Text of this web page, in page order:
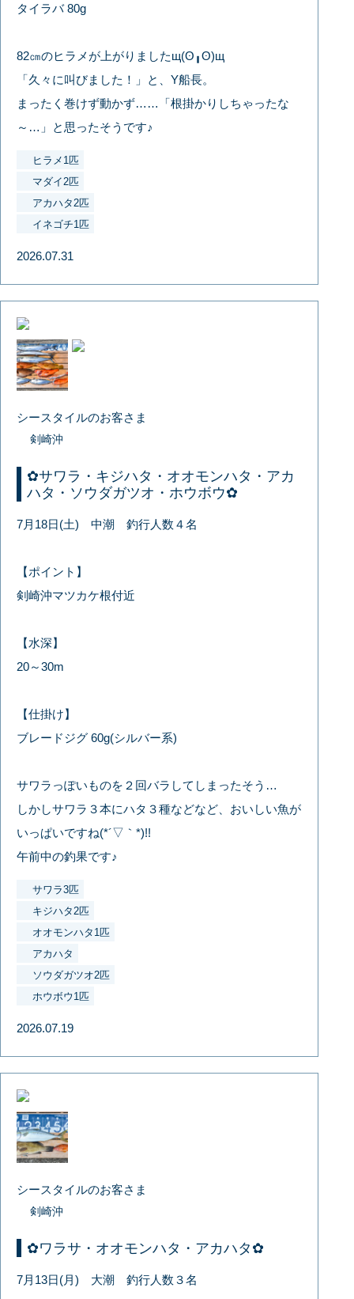
タイラバ 80g
82㎝のヒラメが上がりましたщ(ʘ╻ʘ)щ
「久々に叫びました！」と、Y船長。
まったく巻けず動かず……「根掛かりしちゃったな
～…」と思ったそうです♪
ヒラメ1匹
マダイ2匹
アカハタ2匹
イネゴチ1匹
2026.07.31
シースタイルのお客さま
剣崎沖
✿サワラ・キジハタ・オオモンハタ・アカ
ハタ・ソウダガツオ・ホウボウ✿
7月18日(土) 中潮 釣行人数４名
【ポイント】
剣崎沖マツカケ根付近
【水深】
20～30m
【仕掛け】
ブレードジグ 60g(シルバー系)
サワラっぽいものを２回バラしてしまったそう…
しかしサワラ３本にハタ３種などなど、おいしい魚が
いっぱいですね(*´▽｀*)!!
午前中の釣果です♪
サワラ3匹
キジハタ2匹
オオモンハタ1匹
アカハタ
ソウダガツオ2匹
ホウボウ1匹
2026.07.19
シースタイルのお客さま
剣崎沖
✿ワラサ・オオモンハタ・アカハタ✿
7月13日(月) 大潮 釣行人数３名